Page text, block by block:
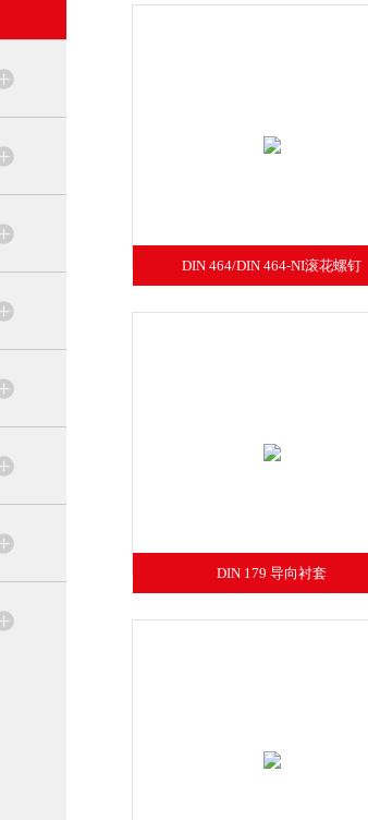
DIN 464/DIN 464-NI滚花螺钉
DIN 179 导向衬套